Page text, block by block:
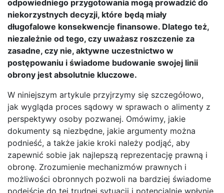
odpowiedniego przygotowania mogą prowadzić do
niekorzystnych decyzji, które będą miały
długofalowe konsekwencje finansowe. Dlatego też,
niezależnie od tego, czy uważasz roszczenie za
zasadne, czy nie, aktywne uczestnictwo w
postępowaniu i świadome budowanie swojej linii
obrony jest absolutnie kluczowe.
W niniejszym artykule przyjrzymy się szczegółowo,
jak wygląda proces sądowy w sprawach o alimenty z
perspektywy osoby pozwanej. Omówimy, jakie
dokumenty są niezbędne, jakie argumenty można
podnieść, a także jakie kroki należy podjąć, aby
zapewnić sobie jak najlepszą reprezentację prawną i
obronę. Zrozumienie mechanizmów prawnych i
możliwości obronnych pozwoli na bardziej świadome
podejście do tej trudnej sytuacji i potencjalnie wpłynie